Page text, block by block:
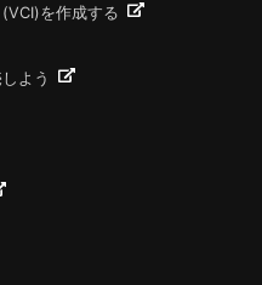
を作成する
よう